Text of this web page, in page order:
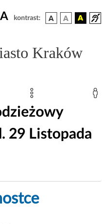
A kontrast:
Kraków
29 Listopada